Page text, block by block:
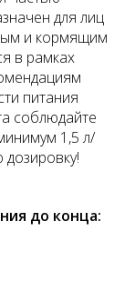
для лиц
и кормящим
в рамках
питания
соблюдайте
1,5 л/
до конца: